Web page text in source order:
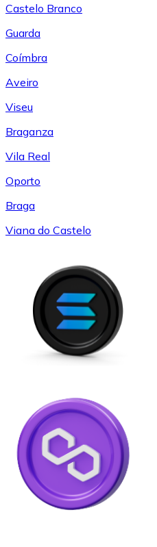
Castelo Branco
Guarda
Coímbra
Aveiro
Viseu
Braganza
Vila Real
Oporto
Braga
Viana do Castelo